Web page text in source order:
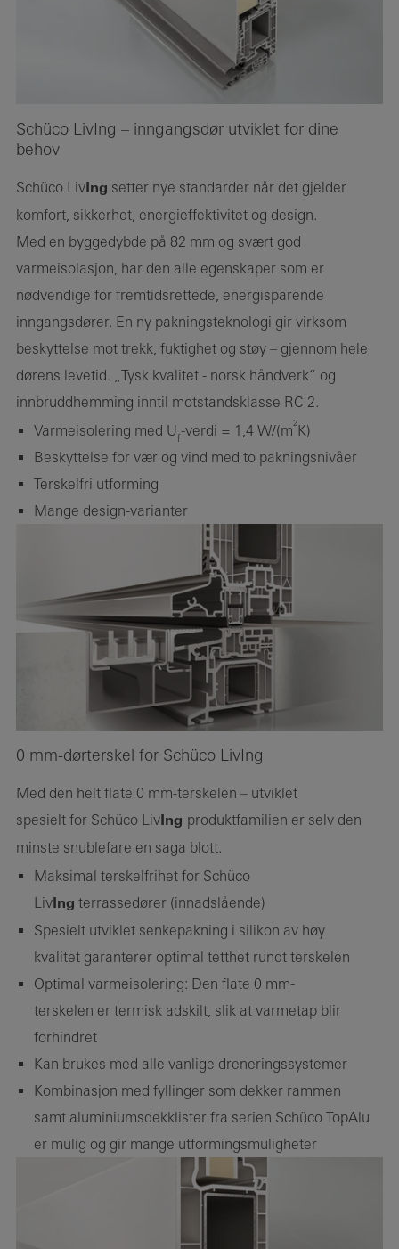
Schüco LivIng – inngangsdør utviklet for dine
behov
Schüco Liv Ing setter nye standarder når det gjelder
komfort, sikkerhet, energieffektivitet og design.
Med en byggedybde på 82 mm og svært god
varmeisolasjon, har den alle egenskaper som er
nødvendige for fremtidsrettede, energisparende
inngangsdører. En ny pakningsteknologi gir virksom
beskyttelse mot trekk, fuktighet og støy – gjennom hele
dørens levetid. „Tysk kvalitet - norsk håndverk“ og
innbruddhemming inntil motstandsklasse RC 2.
Varmeisolering med Uf-verdi = 1,4 W/(m2K)
Beskyttelse for vær og vind med to pakningsnivåer
Terskelfri utforming
Mange design-varianter
0 mm-dørterskel for Schüco LivIng
Med den helt flate 0 mm-terskelen – utviklet
spesielt for Schüco LivIng produktfamilien er selv den
minste snublefare en saga blott.
Maksimal terskelfrihet for Schüco
LivIng terrassedører (innadslående)
Spesielt utviklet senkepakning i silikon av høy
kvalitet garanterer optimal tetthet rundt terskelen
Optimal varmeisolering: Den flate 0 mm-
terskelen er termisk adskilt, slik at varmetap blir
forhindret
Kan brukes med alle vanlige dreneringssystemer
Kombinasjon med fyllinger som dekker rammen
samt aluminiumsdekklister fra serien Schüco TopAlu
er mulig og gir mange utformingsmuligheter